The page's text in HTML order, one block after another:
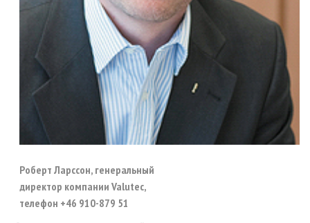
Роберт Ларссон, генеральный
директор компании Valutec,
телефон +46 910-879 51